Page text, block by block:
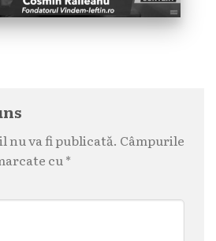
nu va fi publicată. Câmpurile
cu*